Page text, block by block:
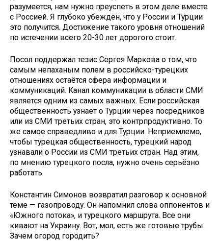
разумеется, нам нужно преуспеть в этом деле вместе
с Россией. Я глубоко убеждён, что у России и Турции
это получится. Достижение такого уровня отношений
по истечении всего 20-30 лет дорогого стоит.
Посол поддержал тезис Сергея Маркова о том, что
самым непаханым полем в российско-турецких
отношениях остаётся сфера информации и
коммуникаций. Канал коммуникации в области СМИ
является одним из самых важных. Если российская
общественность узнает о Турции через посредников
или из СМИ третьих стран, это контрпродуктивно. То
же самое справедливо и для Турции. Неприемлемо,
чтобы турецкая общественность, турецкий народ
узнавали о России из СМИ третьих стран. Над этим,
по мнению турецкого посла, нужно очень серьёзно
работать.
Константин Симонов возвратил разговор к основной
теме — газопроводу. Он напомнил слова оппонентов и
«Южного потока», и турецкого маршрута. Все они
кивают на Украину. Вот, мол, есть же готовые трубы.
Зачем огород городить?